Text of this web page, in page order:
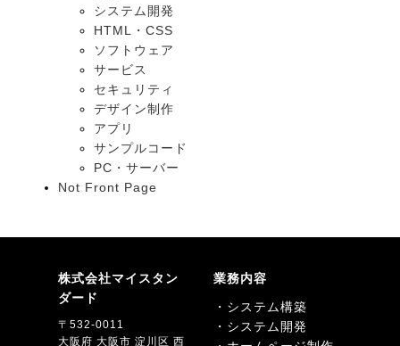
システム開発
HTML・CSS
ソフトウェア
サービス
セキュリティ
デザイン制作
アプリ
サンプルコード
PC・サーバー
Not Front Page
株式会社マイスタン
ダード
〒532-0011
大阪府 大阪市 淀川区 西
業務内容
・システム構築
・システム開発